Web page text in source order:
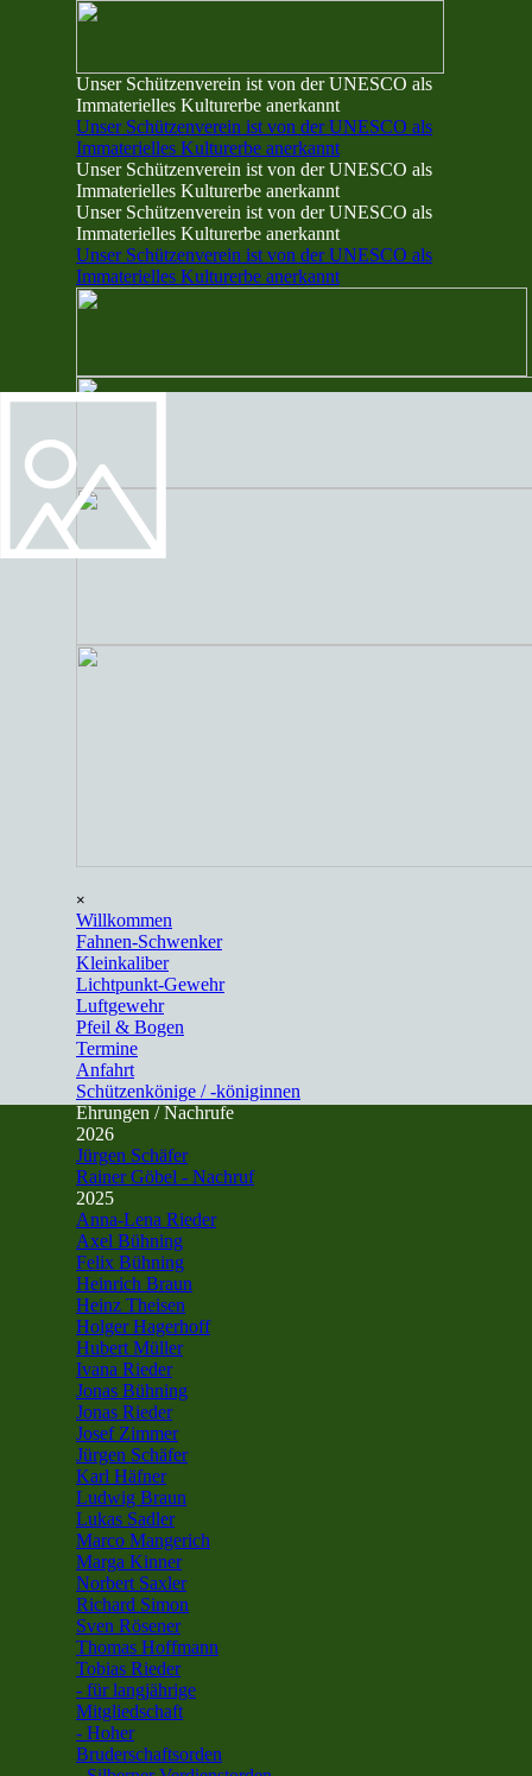
Direkt zum Seiteninhalt
Unser Schützenverein ist von der UNESCO als
Immaterielles Kulturerbe anerkannt
Unser Schützenverein ist von der UNESCO als
Immaterielles Kulturerbe anerkannt
Unser Schützenverein ist von der UNESCO als
Immaterielles Kulturerbe anerkannt
Unser Schützenverein ist von der UNESCO als
Immaterielles Kulturerbe anerkannt
Unser Schützenverein ist von der UNESCO als
Immaterielles Kulturerbe anerkannt
×
Willkommen
Fahnen-Schwenker
Kleinkaliber
Lichtpunkt-Gewehr
Luftgewehr
Pfeil & Bogen
Termine
Anfahrt
Schützenkönige / -königinnen
Ehrungen / Nachrufe
2026
Jürgen Schäfer
Rainer Göbel - Nachruf
2025
Anna-Lena Rieder
Axel Bühning
Felix Bühning
Heinrich Braun
Heinz Theisen
Holger Hagerhoff
Hubert Müller
Ivana Rieder
Jonas Bühning
Jonas Rieder
Josef Zimmer
Jürgen Schäfer
Karl Häfner
Ludwig Braun
Lukas Sadler
Marco Mangerich
Marga Kinner
Norbert Saxler
Richard Simon
Sven Rösener
Thomas Hoffmann
Tobias Rieder
- für langjährige
Mitgliedschaft
- Hoher
Bruderschaftsorden